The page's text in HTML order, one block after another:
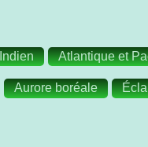
Atlantique et
Aurore boréale